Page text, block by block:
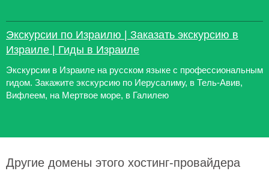
Экскурсии по Израилю | Заказать экскурсию в
Израиле | Гиды в Израиле
Экскурсии в Израиле на русском языке с профессиональным
гидом. Закажите экскурсию по Иерусалиму, в Тель-Авив,
Вифлеем, на Мертвое море, в Галилею
Другие домены этого хостинг-провайдера